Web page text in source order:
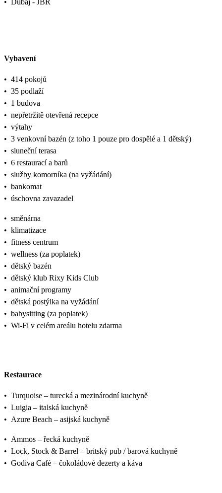
Vybavení
• 414 pokojů
• 35 podlaží
• 1 budova
• nepřetržitě otevřená recepce
• výtahy
• 3 venkovní bazén (z toho 1 pouze pro dospělé a 1 dětský)
• sluneční terasa
• 6 restaurací a barů
• služby komorníka (na vyžádání)
• bankomat
• úschovna zavazadel
• směnárna
• klimatizace
• fitness centrum
• wellness (za poplatek)
• dětský bazén
• dětský klub Rixy Kids Club
• animační programy
• dětská postýlka na vyžádání
• babysitting (za poplatek)
• Wi-Fi v celém areálu hotelu zdarma
Restaurace
• Turquoise – turecká a mezinárodní kuchyně
• Luigia – italská kuchyně
• Azure Beach – asijská kuchyně
• Ammos – řecká kuchyně
• Lock, Stock & Barrel – britský pub / barová kuchyně
• Godiva Café – čokoládové dezerty a káva